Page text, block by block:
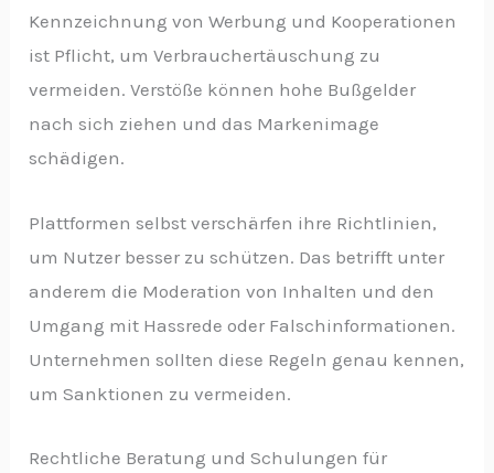
Kennzeichnung von Werbung und Kooperationen
ist Pflicht, um Verbrauchertäuschung zu
vermeiden. Verstöße können hohe Bußgelder
nach sich ziehen und das Markenimage
schädigen.
Plattformen selbst verschärfen ihre Richtlinien,
um Nutzer besser zu schützen. Das betrifft unter
anderem die Moderation von Inhalten und den
Umgang mit Hassrede oder Falschinformationen.
Unternehmen sollten diese Regeln genau kennen,
um Sanktionen zu vermeiden.
Rechtliche Beratung und Schulungen für